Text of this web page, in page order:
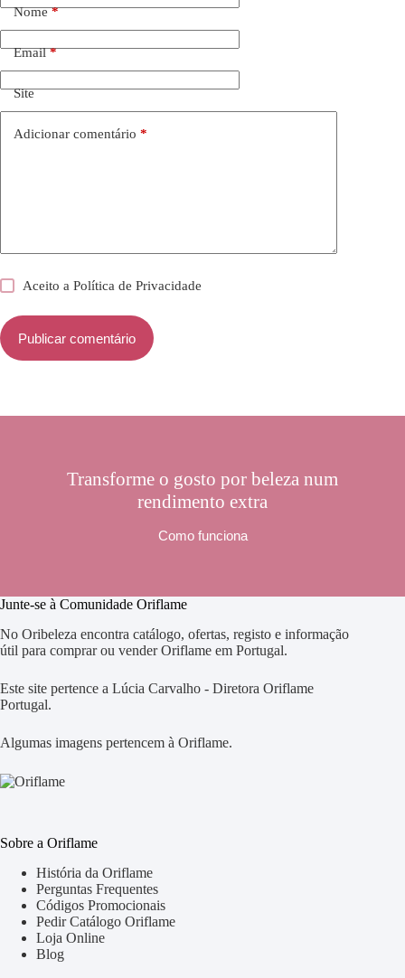
Nome*
Email*
Site
Adicionar comentário *
Aceito aPolítica de Privacidade
Publicar comentário
Transforme o gosto por beleza num
rendimento extra
Como funciona
Junte-se à Comunidade Oriflame
No Oribeleza encontra catálogo, ofertas, registo e informação
útil para comprar ou vender Oriflame em Portugal.
Este site pertence a Lúcia Carvalho - Diretora Oriflame
Portugal.
Algumas imagens pertencem à Oriflame.
Sobre a Oriflame
História da Oriflame
Perguntas Frequentes
Códigos Promocionais
Pedir Catálogo Oriflame
Loja Online
Blog